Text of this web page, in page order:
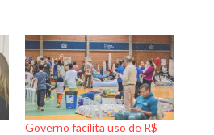
Governo facilita uso de R$